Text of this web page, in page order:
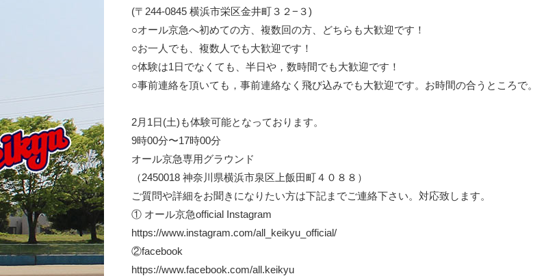
(〒244-0845 横浜市栄区金井町３２−３)
○オール京急へ初めての方、複数回の方、どちらも大歓迎です！
○お一人でも、複数人でも大歓迎です！
○体験は1日でなくても、半日や，数時間でも大歓迎です！
○事前連絡を頂いても，事前連絡なく飛び込みでも大歓迎です。お時間の合うところで。
2月1日(土)も体験可能となっております。
9時00分〜17時00分
オール京急専用グラウンド
（2450018 神奈川県横浜市泉区上飯田町４０８８）
ご質問や詳細をお聞きになりたい方は下記までご連絡下さい。対応致します。
① オール京急official Instagram
https://www.instagram.com/all_keikyu_official/
②facebook
https://www.facebook.com/all.keikyu